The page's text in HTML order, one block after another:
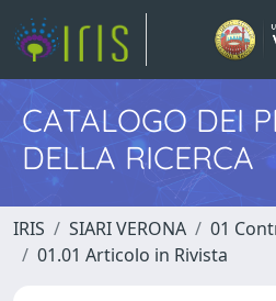
CATALOGO DEI
DELLA RICERCA
IRIS SIARI VERONA
01
01.01 Articolo in Rivista